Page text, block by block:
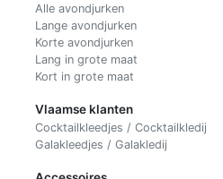
Alle avondjurken
Lange avondjurken
Korte avondjurken
Lang in grote maat
Kort in grote maat
Vlaamse klanten
Cocktailkleedjes / Cocktailkledij
Galakleedjes / Galakledij